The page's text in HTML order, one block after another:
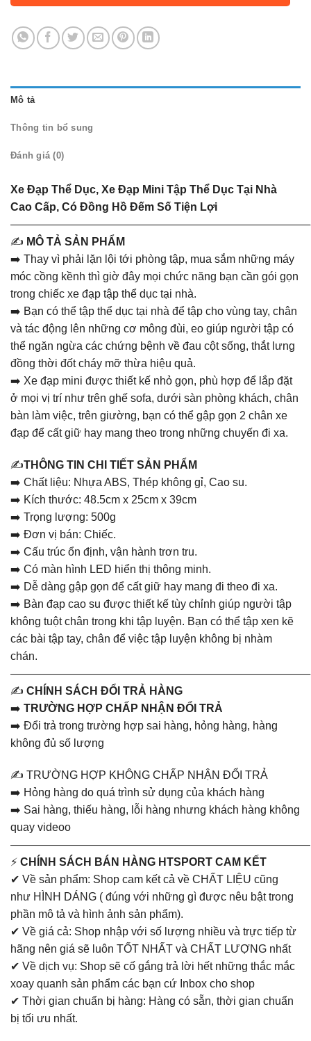
Mô tả
Thông tin bổ sung
Đánh giá (0)
Xe Đạp Thể Dục, Xe Đạp Mini Tập Thể Dục Tại Nhà
Cao Cấp, Có Đồng Hồ Đếm Số Tiện Lợi
✍️ MÔ TẢ SẢN PHẨM
➡️ Thay vì phải lặn lội tới phòng tập, mua sắm những máy
móc cồng kềnh thì giờ đây mọi chức năng bạn cần gói gọn
trong chiếc xe đạp tập thể dục tại nhà.
➡️ Bạn có thể tập thể dục tại nhà để tập cho vùng tay, chân
và tác động lên những cơ mông đùi, eo giúp người tập có
thể ngăn ngừa các chứng bệnh về đau cột sống, thắt lưng
đồng thời đốt cháy mỡ thừa hiệu quả.
➡️ Xe đạp mini được thiết kế nhỏ gọn, phù hợp để lắp đặt
ở mọi vị trí như trên ghế sofa, dưới sàn phòng khách, chân
bàn làm việc, trên giường, bạn có thể gập gọn 2 chân xe
đạp để cất giữ hay mang theo trong những chuyến đi xa.
✍️THÔNG TIN CHI TIẾT SẢN PHẨM
➡️ Chất liệu: Nhựa ABS, Thép không gỉ, Cao su.
➡️ Kích thước: 48.5cm x 25cm x 39cm
➡️ Trọng lượng: 500g
➡️ Đơn vị bán: Chiếc.
➡️ Cấu trúc ổn định, vận hành trơn tru.
➡️ Có màn hình LED hiển thị thông minh.
➡️ Dễ dàng gập gọn để cất giữ hay mang đi theo đi xa.
➡️ Bàn đạp cao su được thiết kế tùy chỉnh giúp người tập
không tuột chân trong khi tập luyện. Bạn có thể tập xen kẽ
các bài tập tay, chân để việc tập luyện không bị nhàm
chán.
✍️ CHÍNH SÁCH ĐỔI TRẢ HÀNG
➡️ TRƯỜNG HỢP CHẤP NHẬN ĐỔI TRẢ
➡️ Đổi trả trong trường hợp sai hàng, hỏng hàng, hàng
không đủ số lượng
✍️ TRƯỜNG HỢP KHÔNG CHẤP NHẬN ĐỔI TRẢ
➡️ Hỏng hàng do quá trình sử dụng của khách hàng
➡️ Sai hàng, thiếu hàng, lỗi hàng nhưng khách hàng không
quay videoo
———————————————————————————
⚡ CHÍNH SÁCH BÁN HÀNG HTSPORT CAM KẾT
✔ Về sản phẩm: Shop cam kết cả về CHẤT LIỆU cũng
như HÌNH DÁNG ( đúng với những gì được nêu bật trong
phần mô tả và hình ảnh sản phẩm).
✔ Về giá cả: Shop nhập với số lượng nhiều và trực tiếp từ
hãng nên giá sẽ luôn TỐT NHẤT và CHẤT LƯỢNG nhất
✔ Về dịch vụ: Shop sẽ cố gắng trả lời hết những thắc mắc
xoay quanh sản phẩm các bạn cứ Inbox cho shop
✔ Thời gian chuẩn bị hàng: Hàng có sẵn, thời gian chuẩn
bị tối ưu nhất.